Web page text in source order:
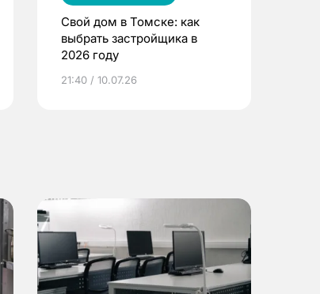
Свой дом в Томске: как
выбрать застройщика в
2026 году
21:40 / 10.07.26